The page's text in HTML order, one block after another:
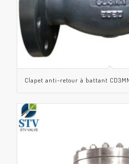
Clapet anti-retour à battant